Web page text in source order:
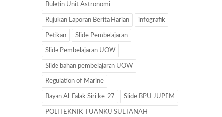
Buletin Unit Astronomi
Rujukan Laporan Berita Harian infografik
Petikan Slide Pembelajaran
Slide Pembelajaran UOW
Slide bahan pembelajaran UOW
Regulation of Marine
Bayan Al-Falak Siri ke-27 Slide BPU JUPEM
POLITEKNIK TUANKU SULTANAH